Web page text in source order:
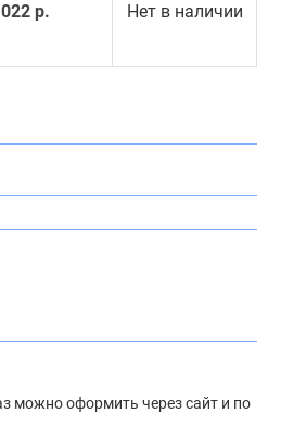
р. Нет в наличии
можно оформить через сайт и по